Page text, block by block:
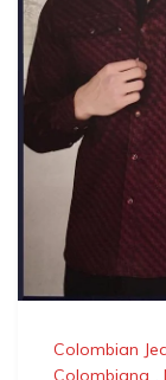
Colombian
Colombiana ,